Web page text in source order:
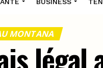
MONTANA
légal